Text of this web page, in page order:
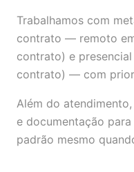
Trabalhamos com
contrato — remoto
contrato) e
contrato) — com
Além do
e documentação
padrão mesmo